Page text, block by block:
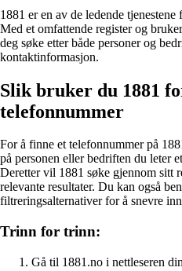
1881 er en av de ledende
Med et omfattende register og
deg søke etter både personer og
kontaktinformasjon.
Slik bruker du 1881
telefonnummer
For å finne et telefonnummer på
på personen eller bedriften du leter
Deretter vil 1881 søke gjennom sitt
relevante resultater. Du kan også
filtreringsalternativer for å snevre
Trinn for trinn:
Gå til 1881.no i nettleseren din